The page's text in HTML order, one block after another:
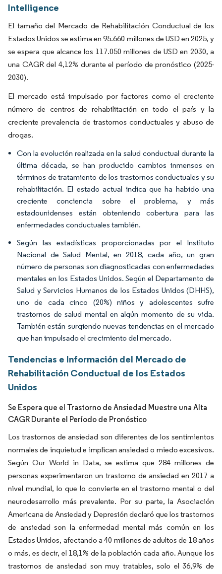
Intelligence
El tamaño del Mercado de Rehabilitación Conductual de los
Estados Unidos se estima en 95.660 millones de USD en 2025, y
se espera que alcance los 117.050 millones de USD en 2030, a
una CAGR del 4,12% durante el período de pronóstico (2025-
2030).
El mercado está impulsado por factores como el creciente
número de centros de rehabilitación en todo el país y la
creciente prevalencia de trastornos conductuales y abuso de
drogas.
Con la evolución realizada en la salud conductual durante la
última década, se han producido cambios inmensos en
términos de tratamiento de los trastornos conductuales y su
rehabilitación. El estado actual indica que ha habido una
creciente conciencia sobre el problema, y más
estadounidenses están obteniendo cobertura para las
enfermedades conductuales también.
Según las estadísticas proporcionadas por el Instituto
Nacional de Salud Mental, en 2018, cada año, un gran
número de personas son diagnosticadas con enfermedades
mentales en los Estados Unidos. Según el Departamento de
Salud y Servicios Humanos de los Estados Unidos (DHHS),
uno de cada cinco (20%) niños y adolescentes sufre
trastornos de salud mental en algún momento de su vida.
También están surgiendo nuevas tendencias en el mercado
que han impulsado el crecimiento del mercado.
Tendencias e Información del Mercado de
Rehabilitación Conductual de los Estados
Unidos
Se Espera que el Trastorno de Ansiedad Muestre una Alta
CAGR Durante el Período de Pronóstico
Los trastornos de ansiedad son diferentes de los sentimientos
normales de inquietud e implican ansiedad o miedo excesivos.
Según Our World in Data, se estima que 284 millones de
personas experimentaron un trastorno de ansiedad en 2017 a
nivel mundial, lo que lo convierte en el trastorno mental o del
neurodesarrollo más prevalente. Por su parte, la Asociación
Americana de Ansiedad y Depresión declaró que los trastornos
de ansiedad son la enfermedad mental más común en los
Estados Unidos, afectando a 40 millones de adultos de 18 años
o más, es decir, el 18,1% de la población cada año. Aunque los
trastornos de ansiedad son muy tratables, solo el 36,9% de